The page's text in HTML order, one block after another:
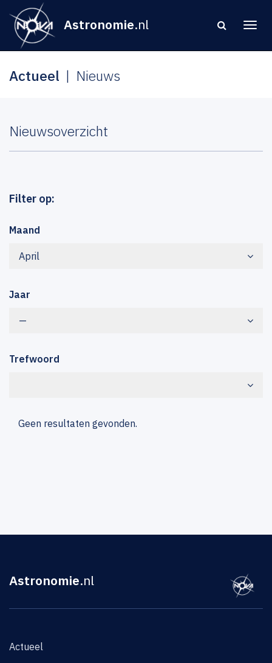
Astronomie.nl
Actueel Nieuws
Nieuwsoverzicht
Filter op:
Maand
April
Jaar
—
Trefwoord
Geen resultaten gevonden.
Astronomie.nl
Actueel